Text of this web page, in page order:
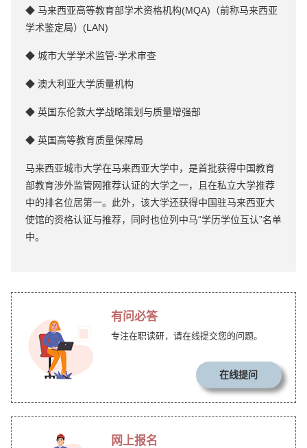
◆ 马来西亚高等教育部学术资格机构(MQA)（前称马来西亚
学术鉴定局）(LAN)
◆ 城市大学学术监管-学术审查
◆ 澳大利亚大学质量机构
◆ 英国东伦敦大学战略策划与质量增强部
◆ 英国高等教育质量保障局
马来西亚城市大学在马来西亚大学中，是首批获得中国教育
部教育涉外监管网推荐认证的大学之一，且在私立大学推荐
中的排名位居第一。此外，该大学还获得中国驻马来西亚大
使馆的资格认证与推荐，同时也位列中马“学历学位互认”名单
中。
有问必答
专注在职读研，请在线提交您的问题。
在线提问
网上报名